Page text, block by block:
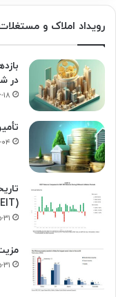
رویداد املاک و
در
(REIT)